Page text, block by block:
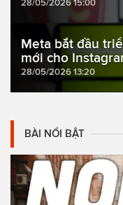
28/05/2026 15:00
Meta bắt đầu
mới cho
28/05/2026 13:20
BÀI NỔI BẬT